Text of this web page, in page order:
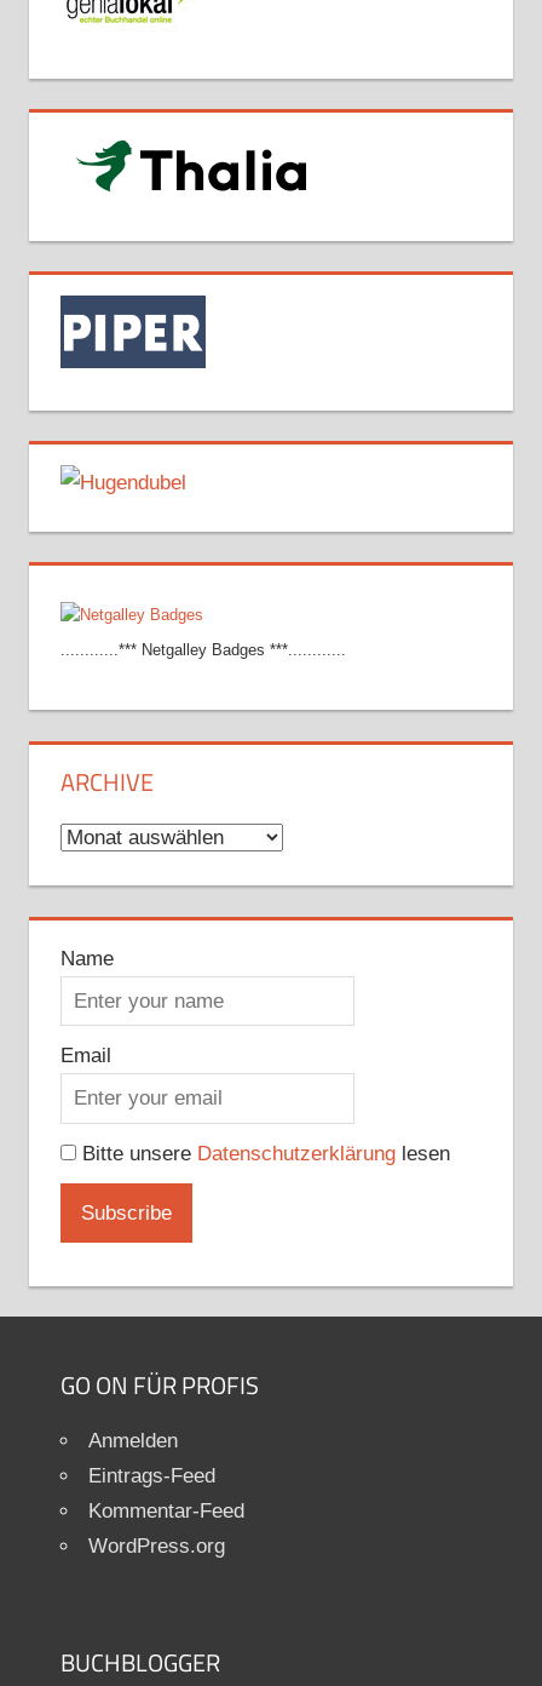
............*** Netgalley Badges ***............
ARCHIVE
Archive
Name
Email
Bitte unsere Datenschutzerklärunglesen
GO ON FÜR PROFIS
Anmelden
Eintrags-Feed
Kommentar-Feed
WordPress.org
BUCHBLOGGER